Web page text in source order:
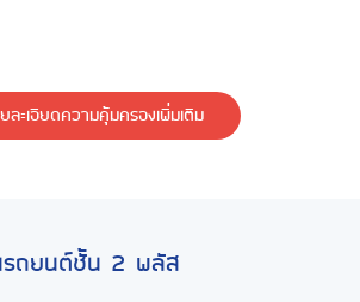
ละเอียดความคุ้มครองเพิ่มเติม
รถยนต์ชั้น 2 พลัส